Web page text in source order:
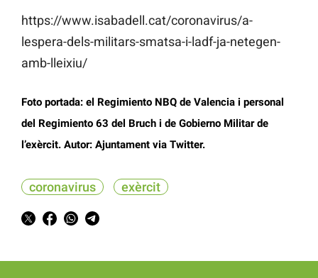
https://www.isabadell.cat/coronavirus/a-
lespera-dels-militars-smatsa-i-ladf-ja-netegen-
amb-lleixiu/
Foto portada: el Regimiento NBQ de Valencia i personal
del Regimiento 63 del Bruch i de Gobierno Militar de
l’exèrcit. Autor: Ajuntament via Twitter.
coronavirus exèrcit